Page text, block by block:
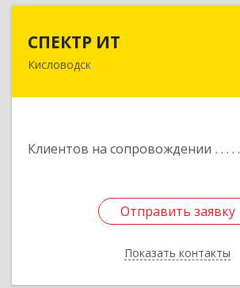
СПЕКТР ИТ
Кисловодск
Клиентов на сопровождении
Отправить заявку
Показать контакты
357736, Ставропольский край,
Отправить заявку
Назад